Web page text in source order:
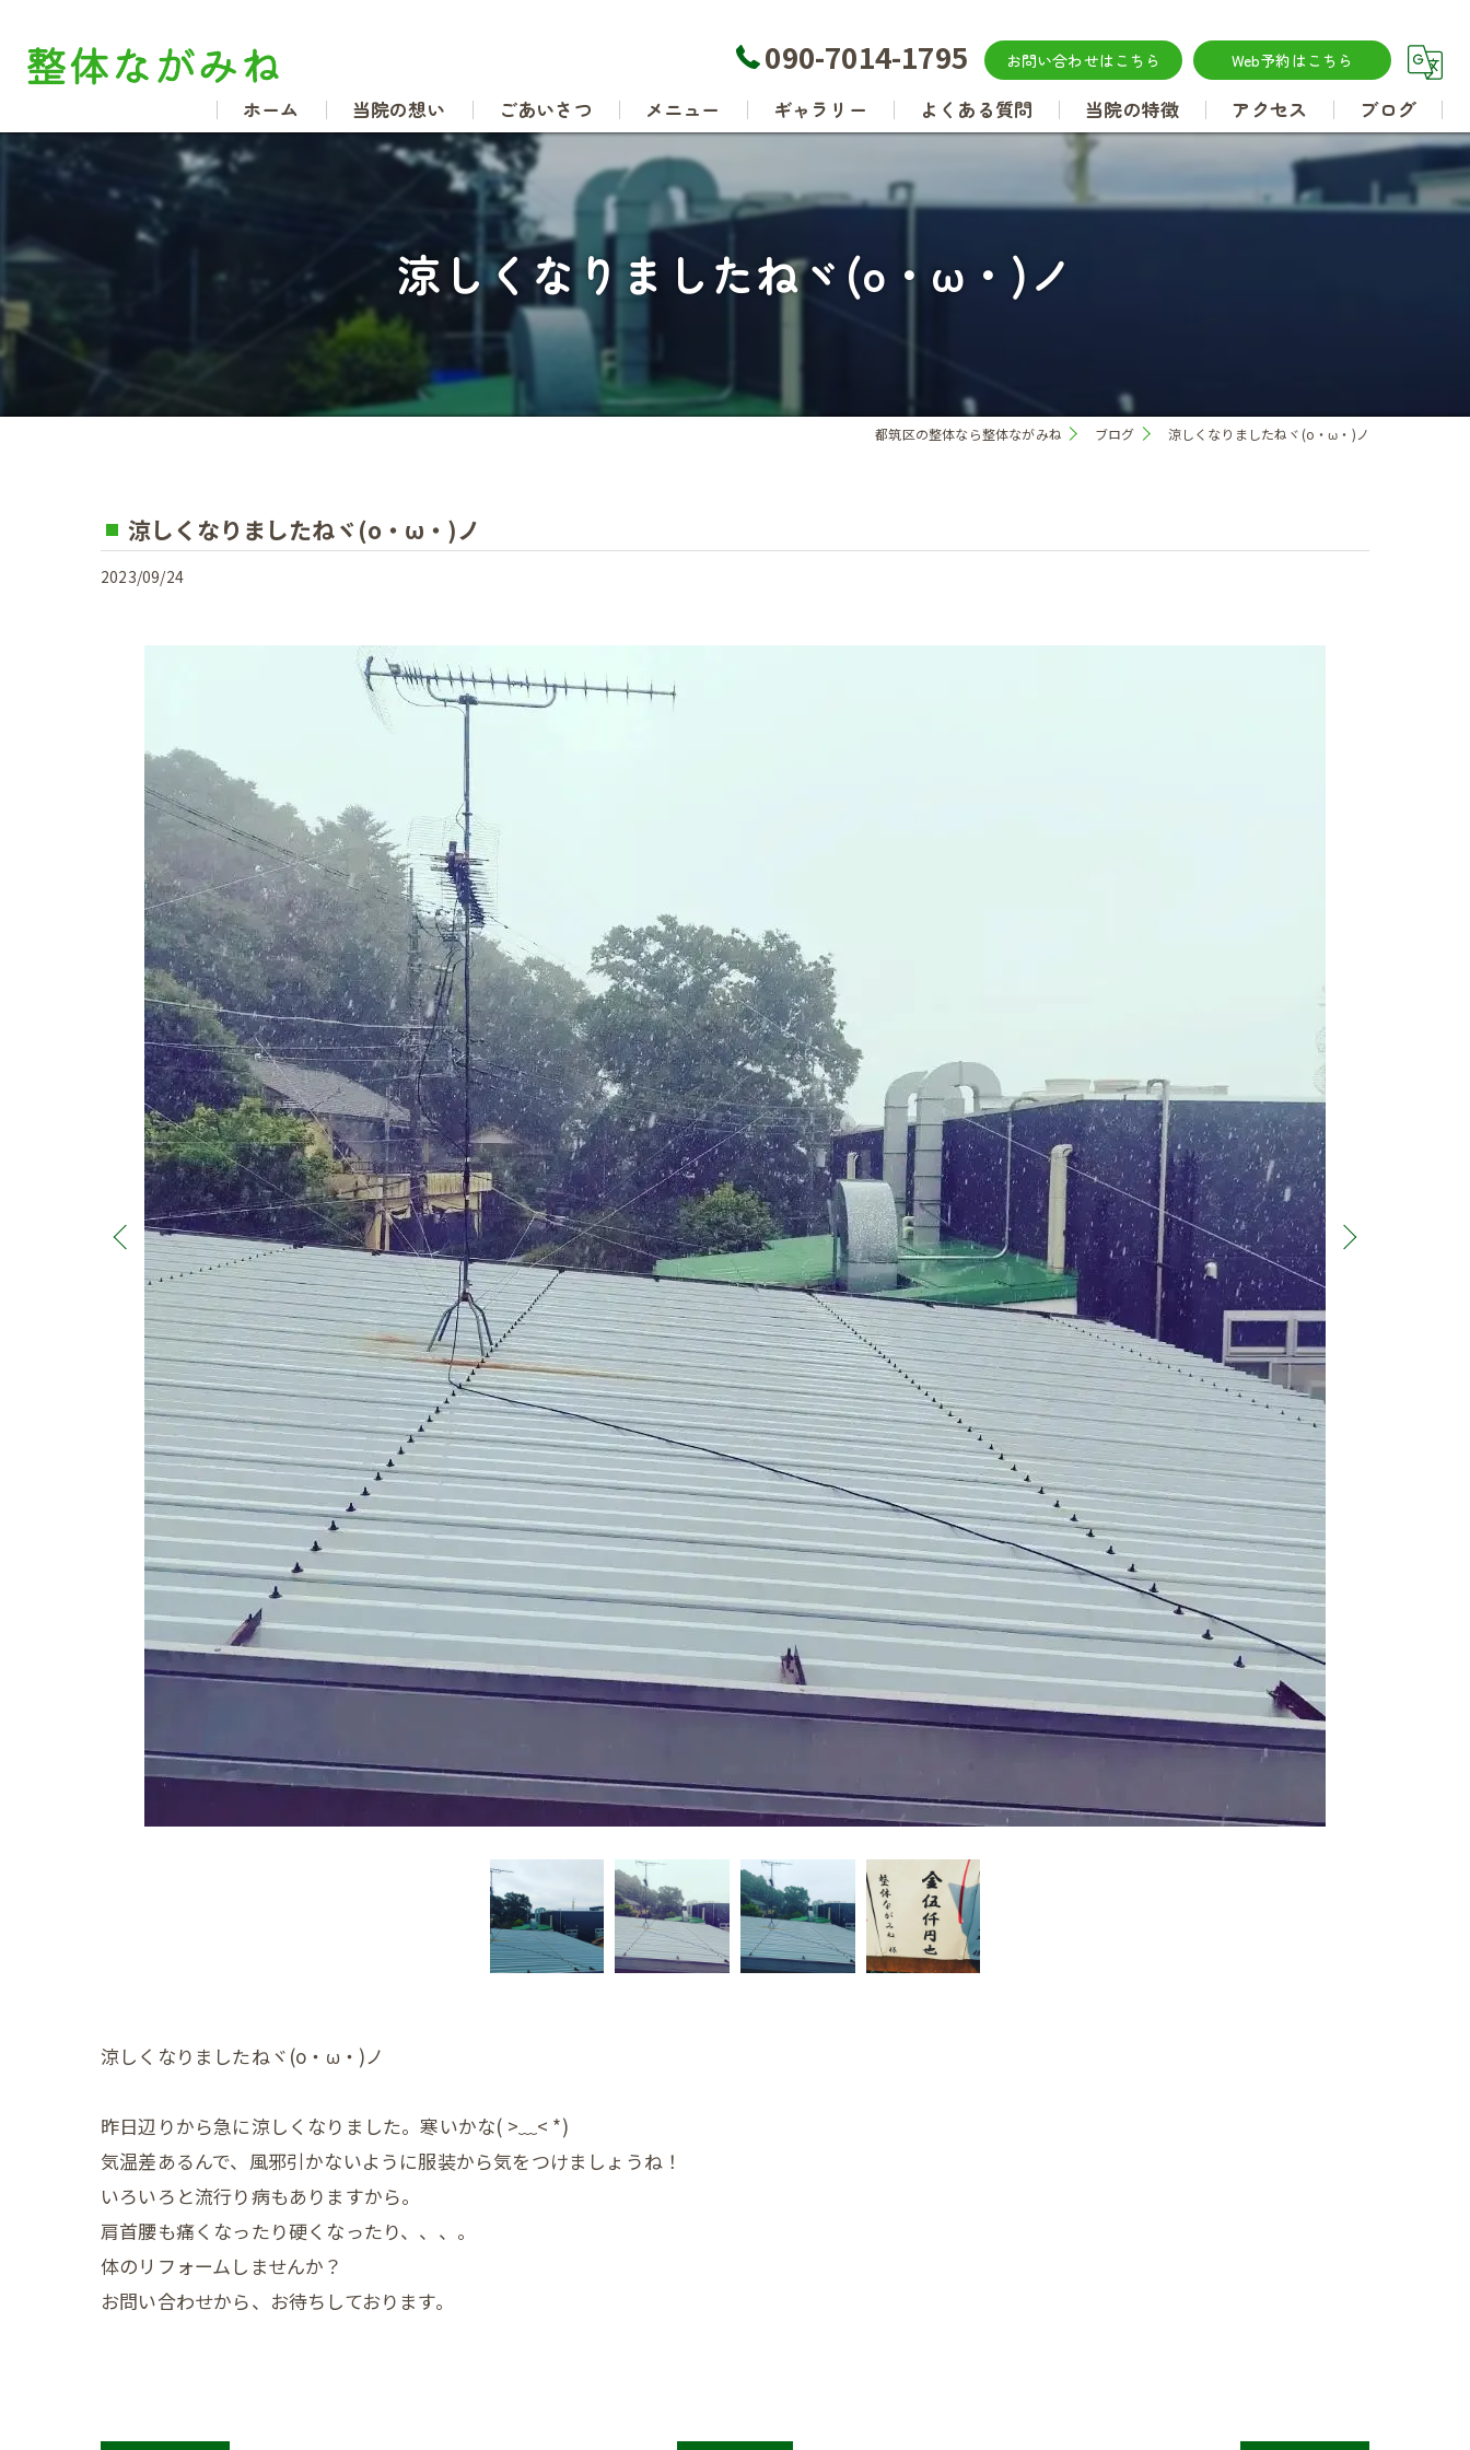
090-7014-1795 お問い合わせはこちら Web予約はこちら
ホーム 当院の想い ごあいさつ メニュー ギャラリー よくある質問 当院の特徴
肩甲骨はがし
アクセス ブログ
涼しくなりましたねヾ(o・ω・)ノ
都筑区の整体なら整体ながみね ブログ 涼しくなりましたねヾ(o・ω・)ノ
涼しくなりましたねヾ(o・ω・)ノ
2023/09/24
涼しくなりましたねヾ(o・ω・)ノ
昨日辺りから急に涼しくなりました。寒いかな( >﹏< *)
気温差あるんで、風邪引かないように服装から気をつけましょうね！
いろいろと流行り病もありますから。
肩首腰も痛くなったり硬くなったり、、、。
体のリフォームしませんか？
お問い合わせから、お待ちしております。